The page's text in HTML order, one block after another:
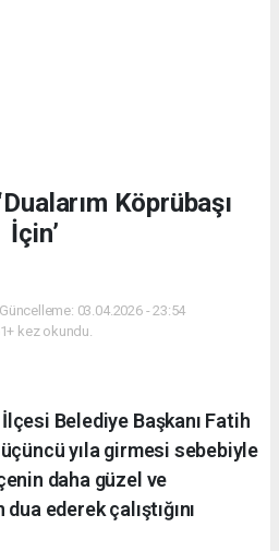
Köprübaşı
İçin’
03.04.2026 - 23:54
kez okundu.
İlçesi Belediye Başkanı Fatih
yıla girmesi sebebiyle
daha güzel ve
ederek çalıştığını